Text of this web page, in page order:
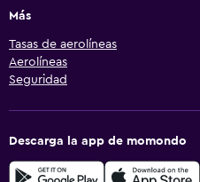
Más
Tasas de aerolíneas
Aerolíneas
Seguridad
Descarga la app de momondo